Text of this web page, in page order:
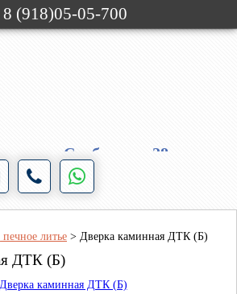
8 (918)05-05-700
ул. Свободы, д. 28
честность для нас не пустые
литье > Дверка каминная ДТК (Б)
ДТК (Б)